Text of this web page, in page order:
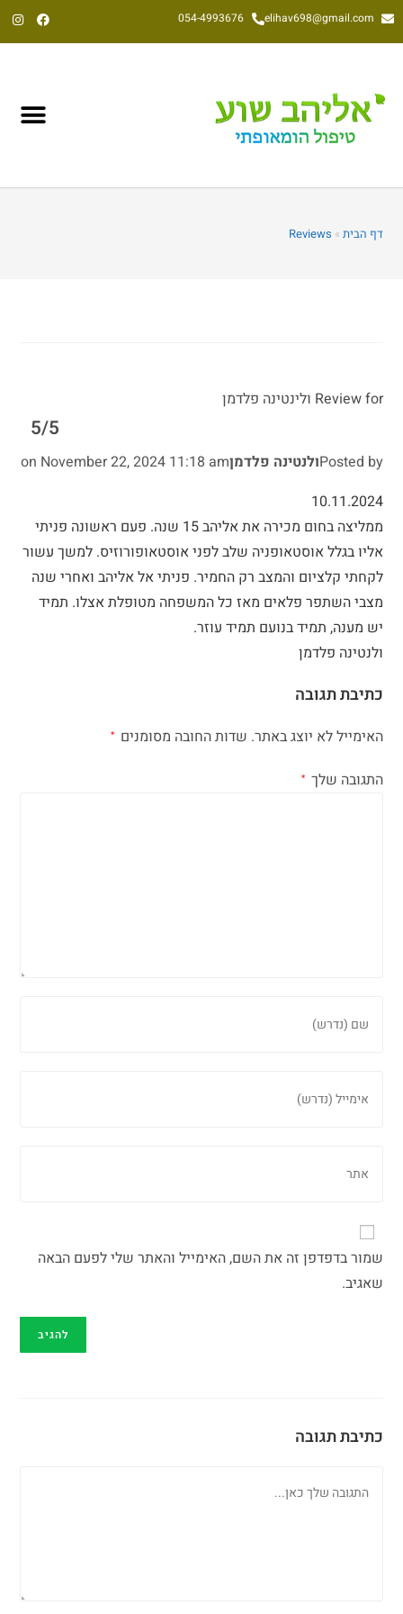
elihav698@gmail.com
054-4993676
דף הבית »
Reviews
Review for ולינטינה פלדמן
5/5
Posted byולנטינה פלדמן on November 22, 2024 11:18 am
10.11.2024
ממליצה בחום מכירה את אליהב 15 שנה. פעם ראשונה פניתי
אליו בגלל אוסטאופניה שלב לפני אוסטאופורוזיס. למשך עשור
לקחתי קלציום והמצב רק החמיר. פניתי אל אליהב ואחרי שנה
מצבי השתפר פלאים מאז כל המשפחה מטופלת אצלו. תמיד
יש מענה, תמיד בנועם תמיד עוזר.
ולנטינה פלדמן
כתיבת תגובה
האימייל לא יוצג באתר. שדות החובה מסומנים *
התגובה שלך *
שמור בדפדפן זה את השם, האימייל והאתר שלי לפעם הבאה
שאגיב.
כתיבת תגובה